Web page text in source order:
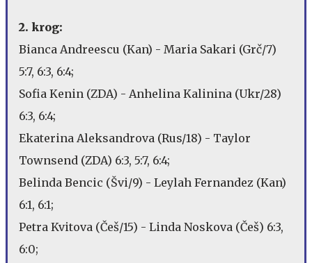
2. krog:
Bianca Andreescu (Kan) - Maria Sakari (Grč/7)
5:7, 6:3, 6:4;
Sofia Kenin (ZDA) - Anhelina Kalinina (Ukr/28)
6:3, 6:4;
Ekaterina Aleksandrova (Rus/18) - Taylor
Townsend (ZDA) 6:3, 5:7, 6:4;
Belinda Bencic (Švi/9) - Leylah Fernandez (Kan)
6:1, 6:1;
Petra Kvitova (Češ/15) - Linda Noskova (Češ) 6:3,
6:0;